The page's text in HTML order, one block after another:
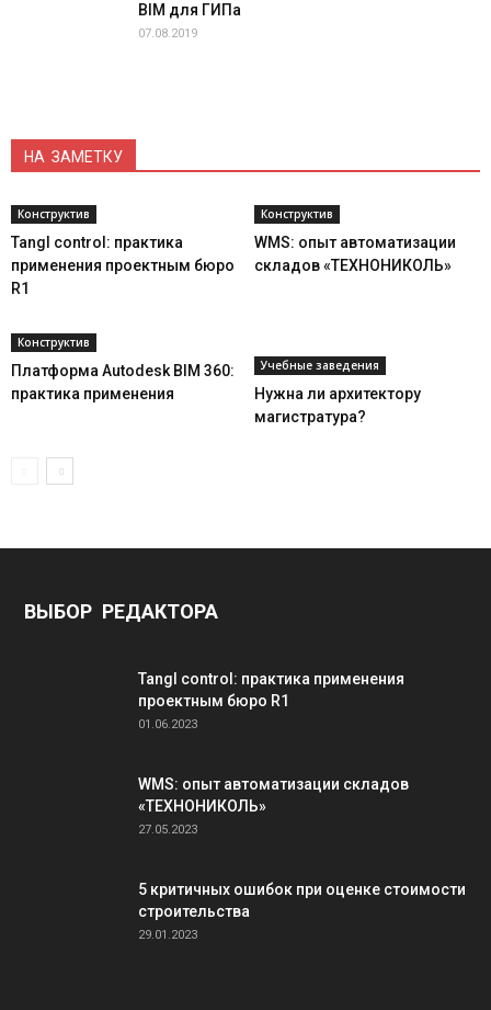
BIM для ГИПа
07.08.2019
НА ЗАМЕТКУ
Конструктив
Tangl control: практика
применения проектным бюро
R1
Конструктив
WMS: опыт автоматизации
складов «ТЕХНОНИКОЛЬ»
Конструктив
Платформа Autodesk BIM 360:
практика применения
Учебные заведения
Нужна ли архитектору
магистратура?
ВЫБОР РЕДАКТОРА
Tangl control: практика применения
проектным бюро R1
01.06.2023
WMS: опыт автоматизации складов
«ТЕХНОНИКОЛЬ»
27.05.2023
5 критичных ошибок при оценке стоимости
строительства
29.01.2023